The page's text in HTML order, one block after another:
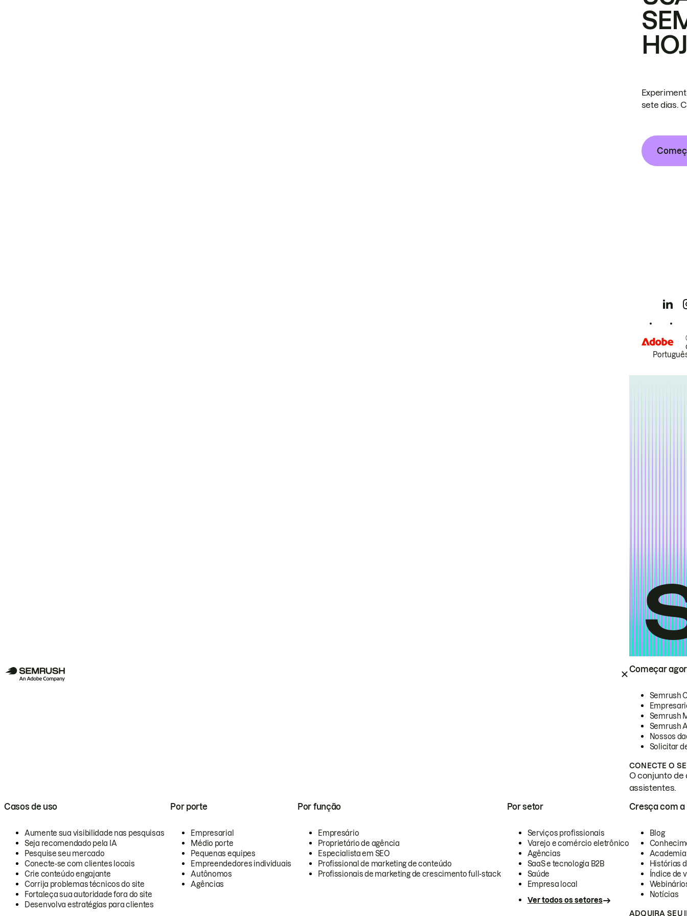
Começar
Semrush
Semrush
Semrush
Nossos
Solicitar
CONECTE O
O conjunto de
assistentes.
Casos de uso
Aumente sua visibilidade nas pesquisas
Seja recomendado pela IA
Pesquise seu mercado
Conecte-se com clientes locais
Crie conteúdo engajante
Corrija problemas técnicos do site
Fortaleça sua autoridade fora do site
Desenvolva estratégias para clientes
Por porte
Empresarial
Médio porte
Pequenas equipes
Empreendedores individuais
Autônomos
Agências
Por função
Empresário
Proprietário de agência
Especialista em SEO
Profissional de marketing de conteúdo
Profissionais de marketing de crescimento full-stack
Por setor
Serviços profissionais
Varejo e comércio eletrônico
Agências
SaaS e tecnologia B2B
Saúde
Empresa local
Ver todos os setores
Cresça com a
Blog
Academia
Histórias
Índice de
Notícias
ADQUIRA SEU
sete dias.